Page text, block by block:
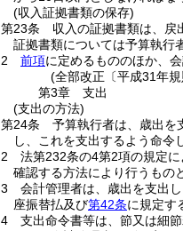
(収入証拠書類の保存)
第23条
収入の証拠書類は、戻
証拠書類については予算執行
2
前項に定めるもののほか、
(全部改正〔平成31年
第3章
支出
(支出の方法)
第24条
予算執行者は、歳出を
し、これを支出するよう命令
2
法第232条の4第2項の規定
確認する方法により行うもの
3
会計管理者は、歳出を支出
座振替払及び第42条に規定す
4
支出命令書等は、節又は細